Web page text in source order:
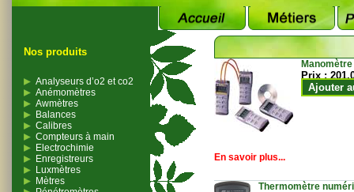
Nos produits
Analyseurs d’o2 et co2
Anémomètres
Awmètres
Balances
Calibres
Compteurs à main
Electrochimie
Enregistreurs
Luxmètres
Mètres
Prix :
Ajouter
En savoir plus...
Thermomètre